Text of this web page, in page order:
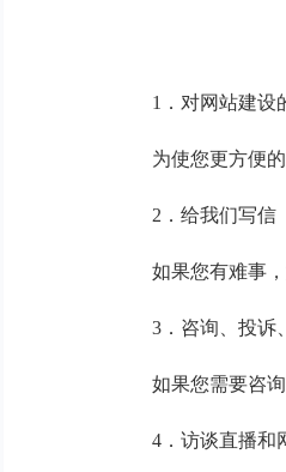
1．对网站建设
为使您更方便的
2．给我们写信
如果您有难事，
3．咨询、投诉
如果您需要咨询
4．访谈直播和